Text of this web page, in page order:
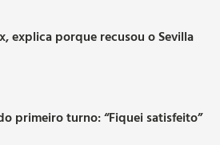
explica porque recusou o Sevilla
primeiro turno: “Fiquei satisfeito”